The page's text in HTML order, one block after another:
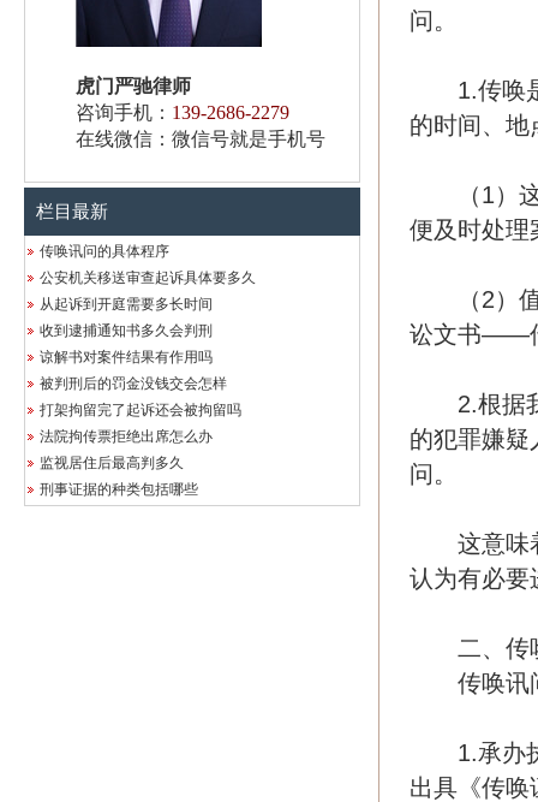
虎门严驰律师
咨询手机： 139-2686-2279
在线微信：微信号就是手机号
栏目最新
传唤讯问的具体程序
公安机关移送审查起诉具体要多久
从起诉到开庭需要多长时间
收到逮捕通知书多久会判刑
谅解书对案件结果有作用吗
被判刑后的罚金没钱交会怎样
打架拘留完了起诉还会被拘留吗
法院拘传票拒绝出席怎么办
监视居住后最高判多久
刑事证据的种类包括哪些
问。
1.传唤是
的时间、地
（1）这
便及时处理
（2）值
讼文书——
2.根据我
的犯罪嫌疑
问。
这意味着
认为有必要
二、传
传唤讯问
1.承办执
出具《传唤